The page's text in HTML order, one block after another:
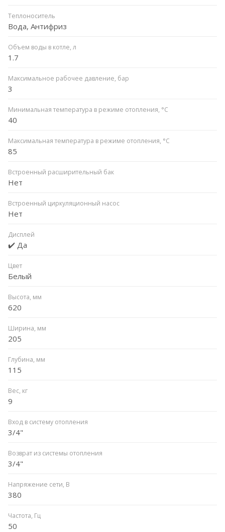
Теплоноситель
Вода, Антифриз
Объем воды в котле, л
1.7
Максимальное рабочее давление, бар
3
Минимальная температура в режиме отопления, °C
40
Максимальная температура в режиме отопления, °C
85
Встроенный расширительный бак
Нет
Встроенный циркуляционный насос
Нет
Дисплей
✔️ Да
Цвет
Белый
Высота, мм
620
Ширина, мм
205
Глубина, мм
115
Вес, кг
9
Вход в систему отопления
3/4"
Возврат из системы отопления
3/4"
Напряжение сети, В
380
Частота, Гц
50